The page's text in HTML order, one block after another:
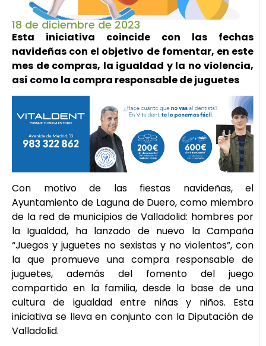
18 de diciembre de 2023
Esta iniciativa coincide con las fechas
navideñas con el objetivo de fomentar, en este
mes de compras, la igualdad y la no violencia,
así como la compra responsable de juguetes
Con motivo de las fiestas navideñas, el
Ayuntamiento de Laguna de Duero, como miembro
de la red de municipios de Valladolid: hombres por
la Igualdad, ha lanzado de nuevo la Campaña
“Juegos y juguetes no sexistas y no violentos”, con
la que promueve una compra responsable de
juguetes, además del fomento del juego
compartido en la familia, desde la base de una
cultura de igualdad entre niñas y niños. Esta
iniciativa se lleva en conjunto con la Diputación de
Valladolid.